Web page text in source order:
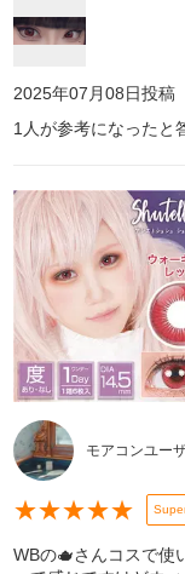
2025年07月08日投稿
1 人が参考になったと
モアコンユー
★★★★★
WBの🫖さんコスで使